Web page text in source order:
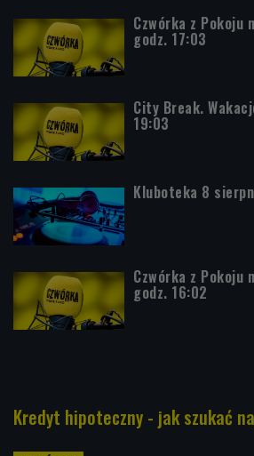
Czwórka z Pokoju
godz. 17:03
City Break.
19:03
Kluboteka 8
Czwórka z Pokoju
godz. 16:02
Kredyt hipoteczny - jak szukać